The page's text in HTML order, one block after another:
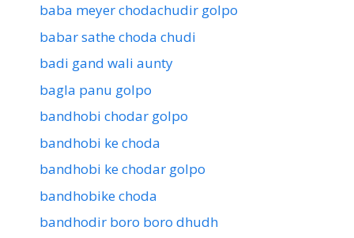
baba meyer chodachudir golpo
babar sathe choda chudi
badi gand wali aunty
bagla panu golpo
bandhobi chodar golpo
bandhobi ke choda
bandhobi ke chodar golpo
bandhobike choda
bandhodir boro boro dhudh